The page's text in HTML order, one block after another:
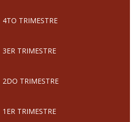
4TO TRIMESTRE
3ER TRIMESTRE
2DO TRIMESTRE
1ER TRIMESTRE